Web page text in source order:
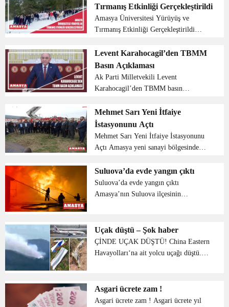
bir mesaj yayımladı. Başkan Öztürk;
“Anadolu ...
Tırmanış Etkinliği Gerçekleştirildi
Amasya Üniversitesi Yürüyüş ve
Tırmanış Etkinliği Gerçekleştirildi
Elektronik Mühendisliği öğrencileri
tarafından 2020 yılında kurulan Amatör
Telsizcilik ve Arama-Kurtarma...
Levent Karahocagil’den TBMM
Basın Açıklaması
Ak Parti Milletvekili Levent
Karahocagil’den TBMM basın
Saygıdeğer Vatandaşlarım, Muhterem
Amasyalı hemşerilerim. Sizleri, sevgi,
saygı ve muhabbetle selamlı...
Mehmet Sarı Yeni İtfaiye
İstasyonunu Açtı
Mehmet Sarı Yeni İtfaiye İstasyonunu
Açtı Amasya yeni sanayi bölgesinde
Amasya Belediye Başkanı Mehmet Sarı
ve Amasya Valisi Mustafa Masatlı’nın
katılımı ile ...
Suluova’da evde yangın çıktı
Suluova’da evde yangın çıktı
Amasya’nın Suluova ilçesinin
bilinmeyen bir nedenle yangın çıktı.
Haber verilmesi üzerine olay yerin...
Uçak düştü – Şok haber
ÇİNDE UÇAK DÜŞTÜ! China Eastern
Havayolları‘na ait yolcu uçağı düştü.
ilerleyen uçakla irtibatın koptuğu içinde
133 ...
Asgari ücrete zam !
Asgari ücrete zam ! Asgari ücrete yıl